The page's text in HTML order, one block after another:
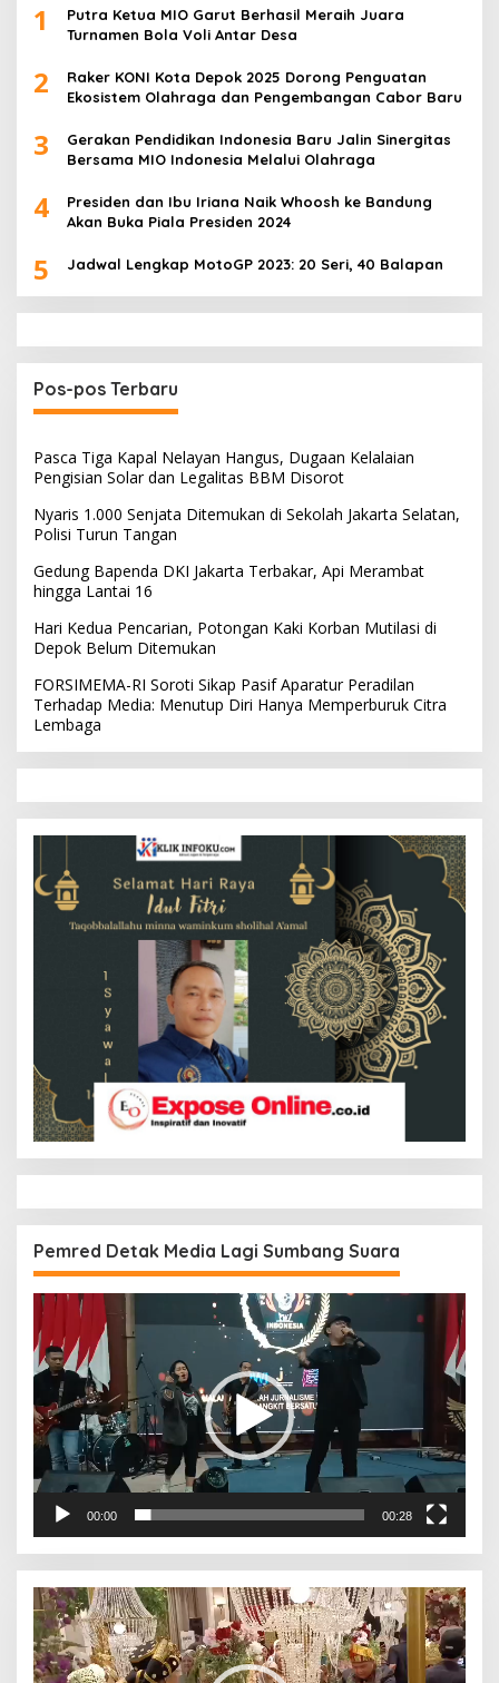
1
Putra Ketua MIO Garut Berhasil Meraih Juara
Turnamen Bola Voli Antar Desa
2
Raker KONI Kota Depok 2025 Dorong Penguatan
Ekosistem Olahraga dan Pengembangan Cabor Baru
3
Gerakan Pendidikan Indonesia Baru Jalin Sinergitas
Bersama MIO Indonesia Melalui Olahraga
4
Presiden dan Ibu Iriana Naik Whoosh ke Bandung
Akan Buka Piala Presiden 2024
5 Jadwal Lengkap MotoGP 2023: 20 Seri, 40 Balapan
Pos-pos Terbaru
Pasca Tiga Kapal Nelayan Hangus, Dugaan Kelalaian
Pengisian Solar dan Legalitas BBM Disorot
Nyaris 1.000 Senjata Ditemukan di Sekolah Jakarta Selatan,
Polisi Turun Tangan
Gedung Bapenda DKI Jakarta Terbakar, Api Merambat
hingga Lantai 16
Hari Kedua Pencarian, Potongan Kaki Korban Mutilasi di
Depok Belum Ditemukan
FORSIMEMA-RI Soroti Sikap Pasif Aparatur Peradilan
Terhadap Media: Menutup Diri Hanya Memperburuk Citra
Lembaga
Pemred Detak Media Lagi Sumbang Suara
Pemutar
00:00 00:28
Pemutar
Video